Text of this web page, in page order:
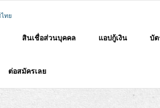
สินเชื่อส่วนบุคคล แอปกู้เงิน บัต
ต่อสมัครเลย